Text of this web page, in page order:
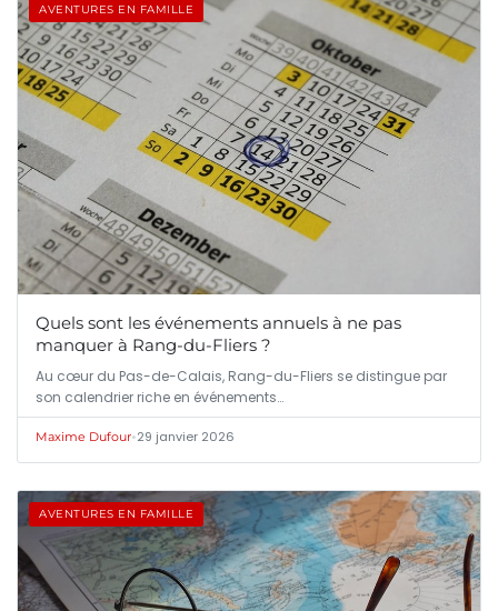
AVENTURES EN FAMILLE
Quels sont les événements annuels à ne pas
manquer à Rang-du-Fliers ?
Au cœur du Pas-de-Calais, Rang-du-Fliers se distingue par
son calendrier riche en événements…
Maxime Dufour•29 janvier 2026
AVENTURES EN FAMILLE